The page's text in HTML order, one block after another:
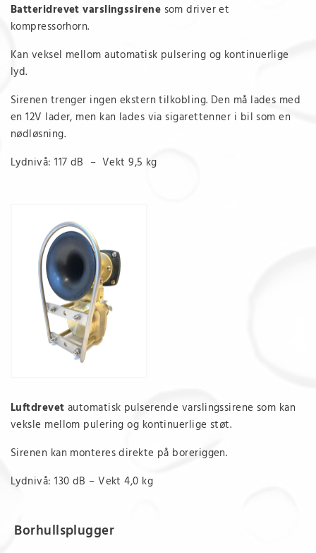
Batteridrevet varslingssirene som driver et
kompressorhorn.
Kan veksel mellom automatisk pulsering og kontinuerlige
lyd.
Sirenen trenger ingen ekstern tilkobling. Den må lades med
en 12V lader, men kan lades via sigarettenner i bil som en
nødløsning.
Lydnivå: 117 dB – Vekt 9,5 kg
Luftdrevet automatisk pulserende varslingssirene som kan
veksle mellom pulering og kontinuerlige støt.
Sirenen kan monteres direkte på boreriggen.
Lydnivå: 130 dB – Vekt 4,0 kg
Borhullsplugger